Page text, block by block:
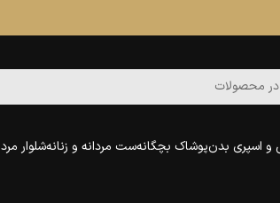
محصولات
و اسپری بدنپوشاک بچگانهست مردانه و زنانهشلوار